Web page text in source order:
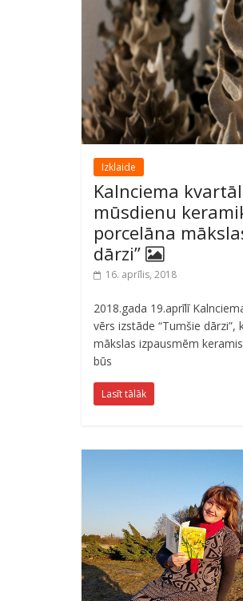
Izklaide
Kalnciema
mūsdienu
porcelāna
dārzi”
16. aprīlis, 2018
2018.gada 19.aprīlī
vērs izstāde “Tumšie dārzi”,
mākslas izpausmēm
būs
Lasīt tālāk